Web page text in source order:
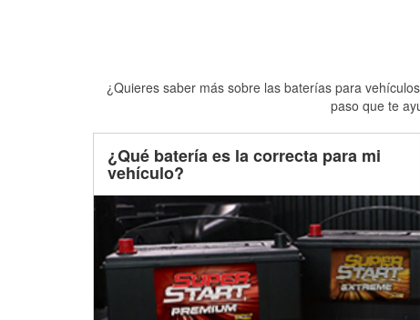
¿Quieres saber más sobre las baterías para
paso que te
¿Qué batería es la correcta para mi
vehículo?